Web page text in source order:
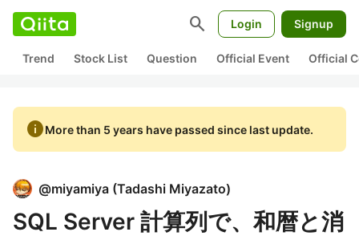
search Login Signup
Trend Stock List Question Official Event Official
infoMore than 5 years have passed since last update.
@miyamiya (Tadashi Miyazato)
SQL Server 計算列で、和暦と消